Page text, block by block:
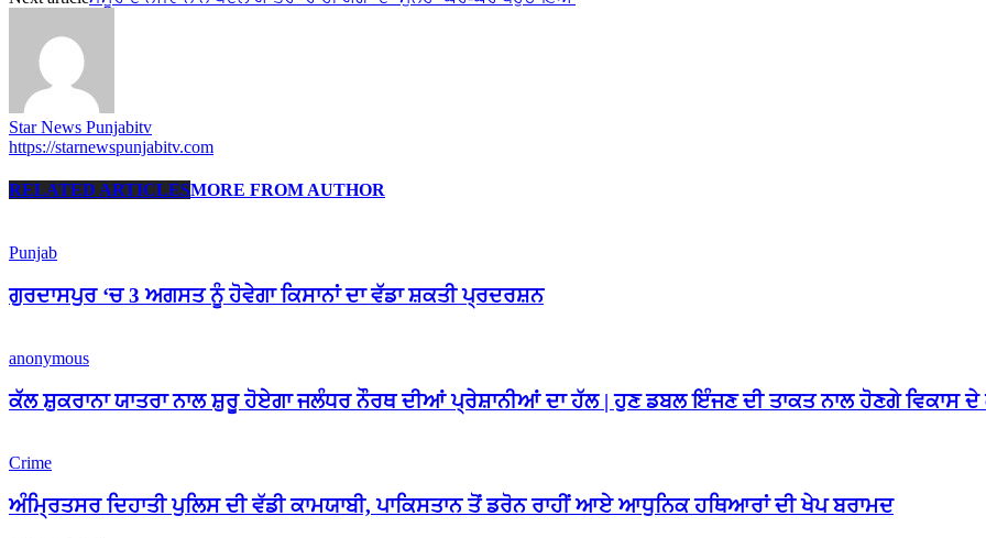
Star News Punjabitv
https://starnewspunjabitv.com
RELATED ARTICLESMORE FROM AUTHOR
Punjab
ਗੁਰਦਾਸਪੁਰ ‘ਚ 3 ਅਗਸਤ ਨੂੰ ਹੋਵੇਗਾ ਕਿਸਾਨਾਂ ਦਾ ਵੱਡਾ ਸ਼ਕਤੀ ਪ੍ਰਦਰਸ਼ਨ
anonymous
ਕੱਲ ਸ਼ੁਕਰਾਨਾ ਯਾਤਰਾ ਨਾਲ ਸ਼ੁਰੂ ਹੋਏਗਾ ਜਲੰਧਰ ਨੌਰਥ ਦੀਆਂ ਪ੍ਰੇਸ਼ਾਨੀਆਂ ਦਾ ਹੱਲ | ਹੁਣ ਡਬਲ ਇੰਜਣ ਦੀ ਤਾਕਤ ਨਾਲ ਹੋਣਗੇ ਵਿਕਾਸ ਦੇ
Crime
ਅੰਮ੍ਰਿਤਸਰ ਦਿਹਾਤੀ ਪੁਲਿਸ ਦੀ ਵੱਡੀ ਕਾਮਯਾਬੀ, ਪਾਕਿਸਤਾਨ ਤੋਂ ਡਰੋਨ ਰਾਹੀਂ ਆਏ ਆਧੁਨਿਕ ਹਥਿਆਰਾਂ ਦੀ ਖੇਪ ਬਰਾਮਦ